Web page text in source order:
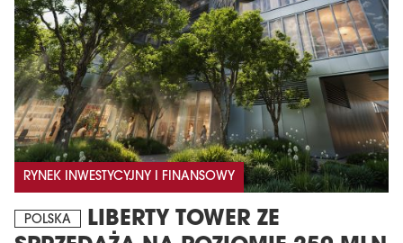
RYNEK INWESTYCYJNY I FINANSOWY
POLSKA
LIBERTY TOWER ZE